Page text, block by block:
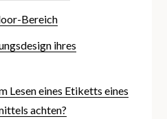
Bereich
ihres
Lesen eines Etiketts eines
achten?